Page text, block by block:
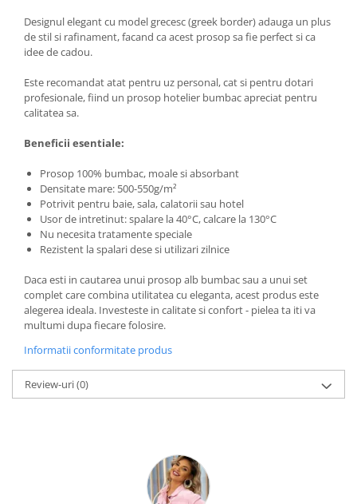
Designul elegant cu model grecesc (greek border) adauga un plus
de stil si rafinament, facand ca acest prosop sa fie perfect si ca
idee de cadou.
Este recomandat atat pentru uz personal, cat si pentru dotari
profesionale, fiind un prosop hotelier bumbac apreciat pentru
calitatea sa.
Beneficii esentiale:
Prosop 100% bumbac, moale si absorbant
Densitate mare: 500-550g/m²
Potrivit pentru baie, sala, calatorii sau hotel
Usor de intretinut: spalare la 40°C, calcare la 130°C
Nu necesita tratamente speciale
Rezistent la spalari dese si utilizari zilnice
Daca esti in cautarea unui prosop alb bumbac sau a unui set
complet care combina utilitatea cu eleganta, acest produs este
alegerea ideala. Investeste in calitate si confort - pielea ta iti va
multumi dupa fiecare folosire.
Informatii conformitate produs
Review-uri(0)